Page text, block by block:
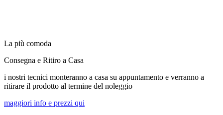
La più comoda
Consegna e Ritiro a Casa
i nostri tecnici monteranno a casa su appuntamento e verranno a
ritirare il prodotto al termine del noleggio
maggiori info e prezzi qui